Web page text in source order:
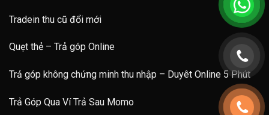
Tradein thu cũ đổi mới
Quẹt thẻ – Trả góp Online
Trả góp không chứng minh thu nhập – Duyêt Online 5 Phút
Trả Góp Qua Ví Trả Sau Momo